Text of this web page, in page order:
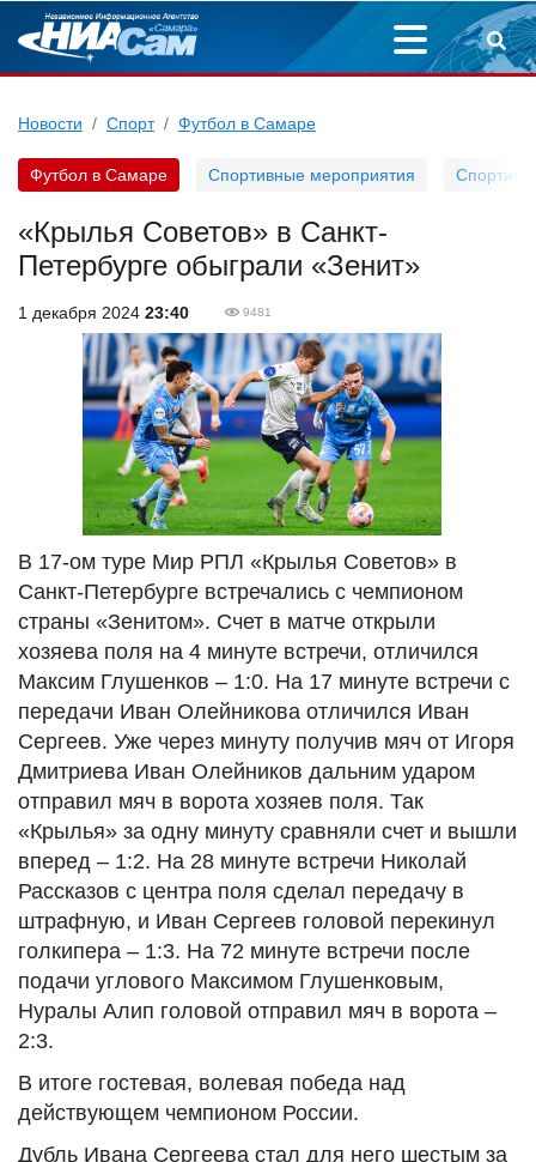
Новости Спорт Футбол в Самаре
Футбол в Самаре Спортивные мероприятия
«Крылья Советов» в Санкт-
Петербурге обыграли «Зенит»
1 декабря 2024 23:40 9481
В 17-ом туре Мир РПЛ «Крылья Советов» в
Санкт-Петербурге встречались с чемпионом
страны «Зенитом». Счет в матче открыли
хозяева поля на 4 минуте встречи, отличился
Максим Глушенков – 1:0. На 17 минуте встречи с
передачи Иван Олейникова отличился Иван
Сергеев. Уже через минуту получив мяч от Игоря
Дмитриева Иван Олейников дальним ударом
отправил мяч в ворота хозяев поля. Так
«Крылья» за одну минуту сравняли счет и вышли
вперед – 1:2. На 28 минуте встречи Николай
Рассказов с центра поля сделал передачу в
штрафную, и Иван Сергеев головой перекинул
голкипера – 1:3. На 72 минуте встречи после
подачи углового Максимом Глушенковым,
Нуралы Алип головой отправил мяч в ворота –
2:3.
В итоге гостевая, волевая победа над
действующем чемпионом России.
Дубль Ивана Сергеева стал для него шестым за